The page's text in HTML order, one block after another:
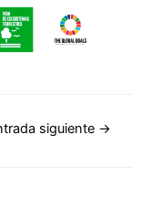
siguiente →